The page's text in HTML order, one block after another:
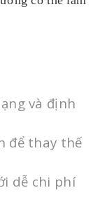
và định
để thay thế
dễ chi phí